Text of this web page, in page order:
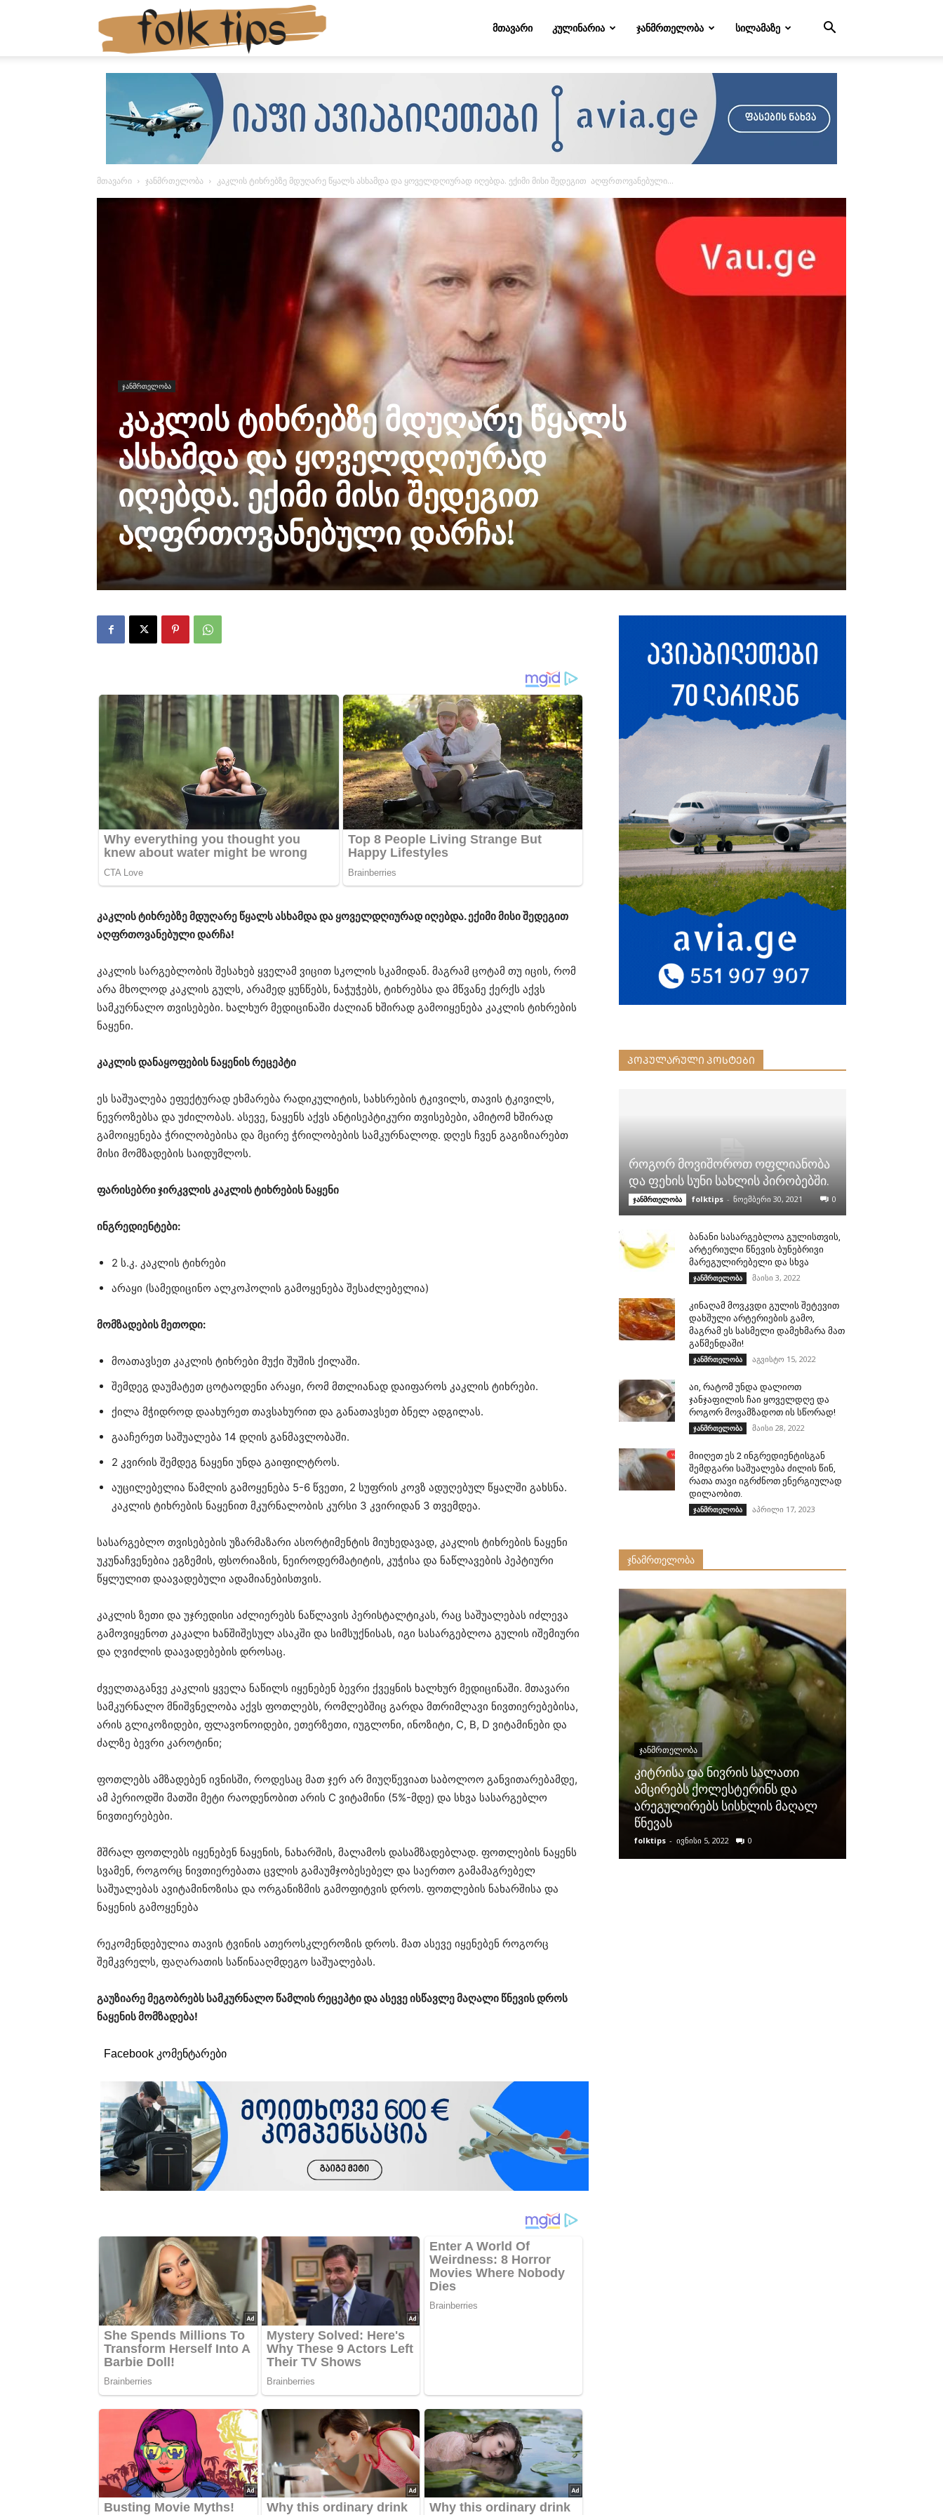
Folktips.org ᲛᲗᲐᲕᲐᲠᲘ ᲙᲣᲚᲘᲜᲐᲠᲘᲐ ᲯᲐᲜᲛᲠᲗᲔᲚᲝᲑᲐ ᲡᲘᲚᲐᲛᲐᲖᲔ
მთავარი ჯანმრთელობა კაკლის ტიხრებზე მდუღარე წყალს ასხამდა და ყოველდღიურად იღებდა. ექიმი მისი შედეგით აღფრთოვანებული...
ჯანმრთელობა
კაკლის ტიხრებზე მდუღარე წყალს
ასხამდა და ყოველდღიურად
იღებდა. ექიმი მისი შედეგით
აღფრთოვანებული დარჩა!
კაკლის ტიხრებზე მდუღარე წყალს ასხამდა და ყოველდღიურად იღებდა. ექიმი მისი შედეგით
აღფრთოვანებული დარჩა!
კაკლის სარგებლობის შესახებ ყველამ ვიცით სკოლის სკამიდან. მაგრამ ცოტამ თუ იცის, რომ
არა მხოლოდ კაკლის გულს, არამედ ყუნწებს, ნაჭუჭებს, ტიხრებსა და მწვანე ქერქს აქვს
სამკურნალო თვისებები. ხალხურ მედიცინაში ძალიან ხშირად გამოიყენება კაკლის ტიხრების
ნაყენი.
კაკლის დანაყოფების ნაყენის რეცეპტი
ეს საშუალება ეფექტურად ეხმარება რადიკულიტის, სახსრების ტკივილს, თავის ტკივილს,
ნევროზებსა და უძილობას. ასევე, ნაყენს აქვს ანტისეპტიკური თვისებები, ამიტომ ხშირად
გამოიყენება ჭრილობებისა და მცირე ჭრილობების სამკურნალოდ. დღეს ჩვენ გაგიზიარებთ
მისი მომზადების საიდუმლოს.
ფარისებრი ჯირკვლის კაკლის ტიხრების ნაყენი
ინგრედიენტები:
2 ს.კ. კაკლის ტიხრები
არაყი (სამედიცინო ალკოჰოლის გამოყენება შესაძლებელია)
მომზადების მეთოდი:
მოათავსეთ კაკლის ტიხრები მუქი შუშის ქილაში.
შემდეგ დაუმატეთ ცოტაოდენი არაყი, რომ მთლიანად დაიფაროს კაკლის ტიხრები.
ქილა მჭიდროდ დაახურეთ თავსახურით და განათავსეთ ბნელ ადგილას.
გააჩერეთ საშუალება 14 დღის განმავლობაში.
2 კვირის შემდეგ ნაყენი უნდა გაიფილტროს.
აუცილებელია წამლის გამოყენება 5-6 წვეთი, 2 სუფრის კოვზ ადუღებულ წყალში გახსნა.
კაკლის ტიხრების ნაყენით მკურნალობის კურსი 3 კვირიდან 3 თვემდეა.
სასარგებლო თვისებების უზარმაზარი ასორტიმენტის მიუხედავად, კაკლის ტიხრების ნაყენი
უკუნაჩვენებია ეგზემის, ფსორიაზის, ნეიროდერმატიტის, კუჭისა და ნაწლავების პეპტიური
წყლულით დაავადებული ადამიანებისთვის.
კაკლის ზეთი და უჯრედისი აძლიერებს ნაწლავის პერისტალტიკას, რაც საშუალებას იძლევა
გამოვიყენოთ კაკალი ხანშიშესულ ასაკში და სიმსუქნისას, იგი სასარგებლოა გულის იშემიური
და ღვიძლის დაავადებების დროსაც.
ძველთაგანვე კაკლის ყველა ნაწილს იყენებენ ბევრი ქვეყნის ხალხურ მედიცინაში. მთავარი
სამკურნალო მნიშვნელობა აქვს ფოთლებს, რომლებშიც გარდა მთრიმლავი ნივთიერებებისა,
არის გლიკოზიდები, ფლავონოიდები, ეთერზეთი, იუგლონი, ინოზიტი, C, B, D ვიტამინები და
ძალზე ბევრი კაროტინი;
ფოთლებს ამზადებენ ივნისში, როდესაც მათ ჯერ არ მიუღწევიათ საბოლოო განვითარებამდე,
ამ პერიოდში მათში მეტი რაოდენობით არის C ვიტამინი (5%-მდე) და სხვა სასარგებლო
ნივთიერებები.
მშრალ ფოთლებს იყენებენ ნაყენის, ნახარშის, მალამოს დასამზადებლად. ფოთლების ნაყენს
სვამენ, როგორც ნივთიერებათა ცვლის გამაუმჯობესებელ და საერთო გამამაგრებელ
საშუალებას ავიტამინოზისა და ორგანიზმის გამოფიტვის დროს. ფოთლების ნახარშისა და
ნაყენის გამოყენება
რეკომენდებულია თავის ტვინის ათეროსკლეროზის დროს. მათ ასევე იყენებენ როგორც
შემკვრელს, ფაღარათის საწინააღმდეგო საშუალებას.
გაუზიარე მეგობრებს სამკურნალო წამლის რეცეპტი და ასევე ისწავლე მაღალი წნევის დროს
ნაყენის მომზადება!
Facebook კომენტარები
ᲞᲝᲞᲣᲚᲐᲠᲣᲚᲘ ᲞᲝᲡᲢᲔᲑᲘ
როგორ მოვიშოროთ ოფლიანობა
და ფეხის სუნი სახლის პირობებში.
ჯანმრთელობა folktips - ნოემბერი 30, 2021 0
ბანანი სასარგებლოა გულისთვის,
არტერიული წნევის ბუნებრივი
მარეგულირებელი და სხვა
ჯანმრთელობა მაისი 3, 2022
კინაღამ მოვკვდი გულის შეტევით
დახშული არტერიების გამო,
მაგრამ ეს სასმელი დამეხმარა მათ
გაწმენდაში!
ჯანმრთელობა აგვისტო 15, 2022
აი, რატომ უნდა დალიოთ
ჯანჯაფილის ჩაი ყოველდღე და
როგორ მოვამზადოთ ის სწორად!
ჯანმრთელობა მაისი 28, 2022
მიიღეთ ეს 2 ინგრედიენტისგან
შემდგარი საშუალება ძილის წინ,
რათა თავი იგრძნოთ ენერგიულად
დილაობით.
ჯანმრთელობა აპრილი 17, 2023
ჯნამრთელობა
ᲯᲐᲜᲛᲠᲗᲔᲚᲝᲑᲐ
კიტრისა და ნივრის სალათი
ამცირებს ქოლესტერინს და
არეგულირებს სისხლის მაღალ
წნევას
folktips - ივნისი 5, 2022 0